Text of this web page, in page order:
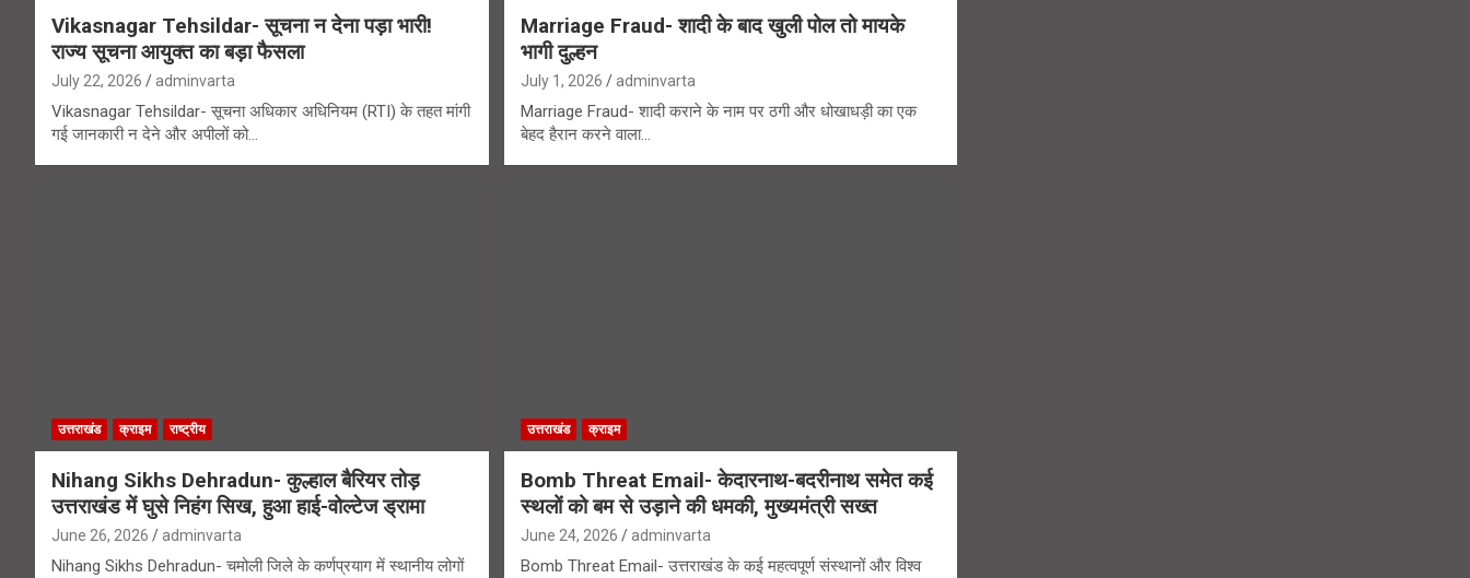
Vikasnagar Tehsildar- सूचना न देना पड़ा भारी!
राज्य सूचना आयुक्त का बड़ा फैसला
July 22, 2026 adminvarta
Vikasnagar Tehsildar- सूचना अधिकार अधिनियम (RTI) के तहत मांगी
गई जानकारी न देने और अपीलों को…
Marriage Fraud- शादी के बाद खुली पोल तो मायके
भागी दुल्हन
July 1, 2026 adminvarta
Marriage Fraud- शादी कराने के नाम पर ठगी और धोखाधड़ी का एक
बेहद हैरान करने वाला…
उत्तराखंड क्राइम राष्ट्रीय
Nihang Sikhs Dehradun- कुल्हाल बैरियर तोड़
उत्तराखंड में घुसे निहंग सिख, हुआ हाई-वोल्टेज ड्रामा
June 26, 2026 adminvarta
Nihang Sikhs Dehradun- चमोली जिले के कर्णप्रयाग में स्थानीय लोगों
उत्तराखंड क्राइम
Bomb Threat Email- केदारनाथ-बदरीनाथ समेत कई
स्थलों को बम से उड़ाने की धमकी, मुख्यमंत्री सख्त
June 24, 2026 adminvarta
Bomb Threat Email- उत्तराखंड के कई महत्वपूर्ण संस्थानों और विश्व